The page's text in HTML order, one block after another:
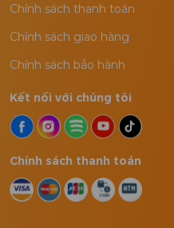
Chính sách thanh toán
Chính sách giao hàng
Chính sách bảo hành
Kết nối với chúng tôi
Chính sách thanh toán